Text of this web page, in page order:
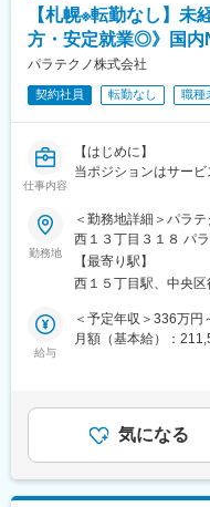
■企業の特徴/魅力
高齢化社会のニーズに
実績を誇り、安定した
変更の範囲：会社の定
・ターゲットへのDM
・電話によるアポイン
・その他、事務処理な
■フォロー体制
とはすぐに相談でき
ー・中途の垣根なく
■働きやすい環境
月平均残業15時間程
と、ワークライフバラ
年間休日125日、各種
て地域住民の健康を
す。地域に根差した
る細やかな医療・サ
件数は47都道府県で
【札幌※転勤なし】未
方・安定就業◎》国内
パラテクノ株式会社
契約社員 転勤なし 職種
仕事内容
【はじめに】
当ポジションはサー
上昇の一途を辿って
ません。完全未経験か
となります。
【業務内容】
主業務は（1）～（3
（3）30％）
（1）通信商材の納品
事務処理
（3）パラマウントベ
勤務地
＜勤務地詳細＞パラ
西１３丁目３１８ パ
寄駅：東西線／西11
囲：会社の定める事業
【最寄り駅】
西１５丁目駅、中央
給与
＜予定年収＞336万円
月額（基本給）：
日帰り日当の想定額
上の外出：1200円支
給■参考例：週4日日
4800円×4=月19200円
を通じて上下する可
気になる